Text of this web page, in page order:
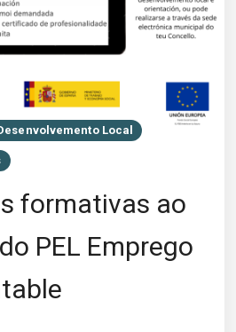
Local
formativas ao
PEL Emprego